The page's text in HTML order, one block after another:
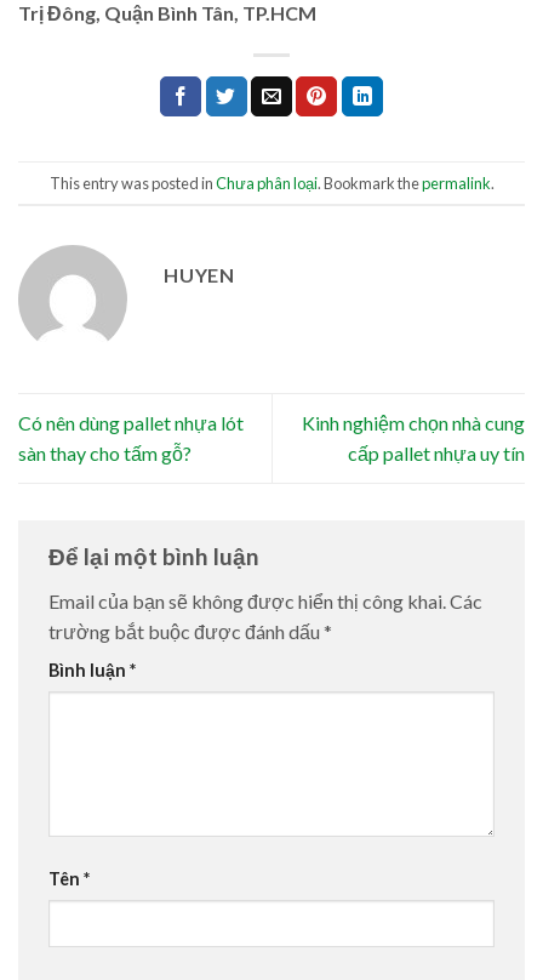
Trị Đông, Quận Bình Tân, TP.HCM
This entry was posted inChưa phân loại. Bookmark thepermalink.
HUYEN
Có nên dùng pallet nhựa lót
sàn thay cho tấm gỗ?
Kinh nghiệm chọn nhà cung
cấp pallet nhựa uy tín
Để lại một bình luận
Email của bạn sẽ không được hiển thị công khai.Các
trường bắt buộc được đánh dấu *
Bình luận *
Tên *